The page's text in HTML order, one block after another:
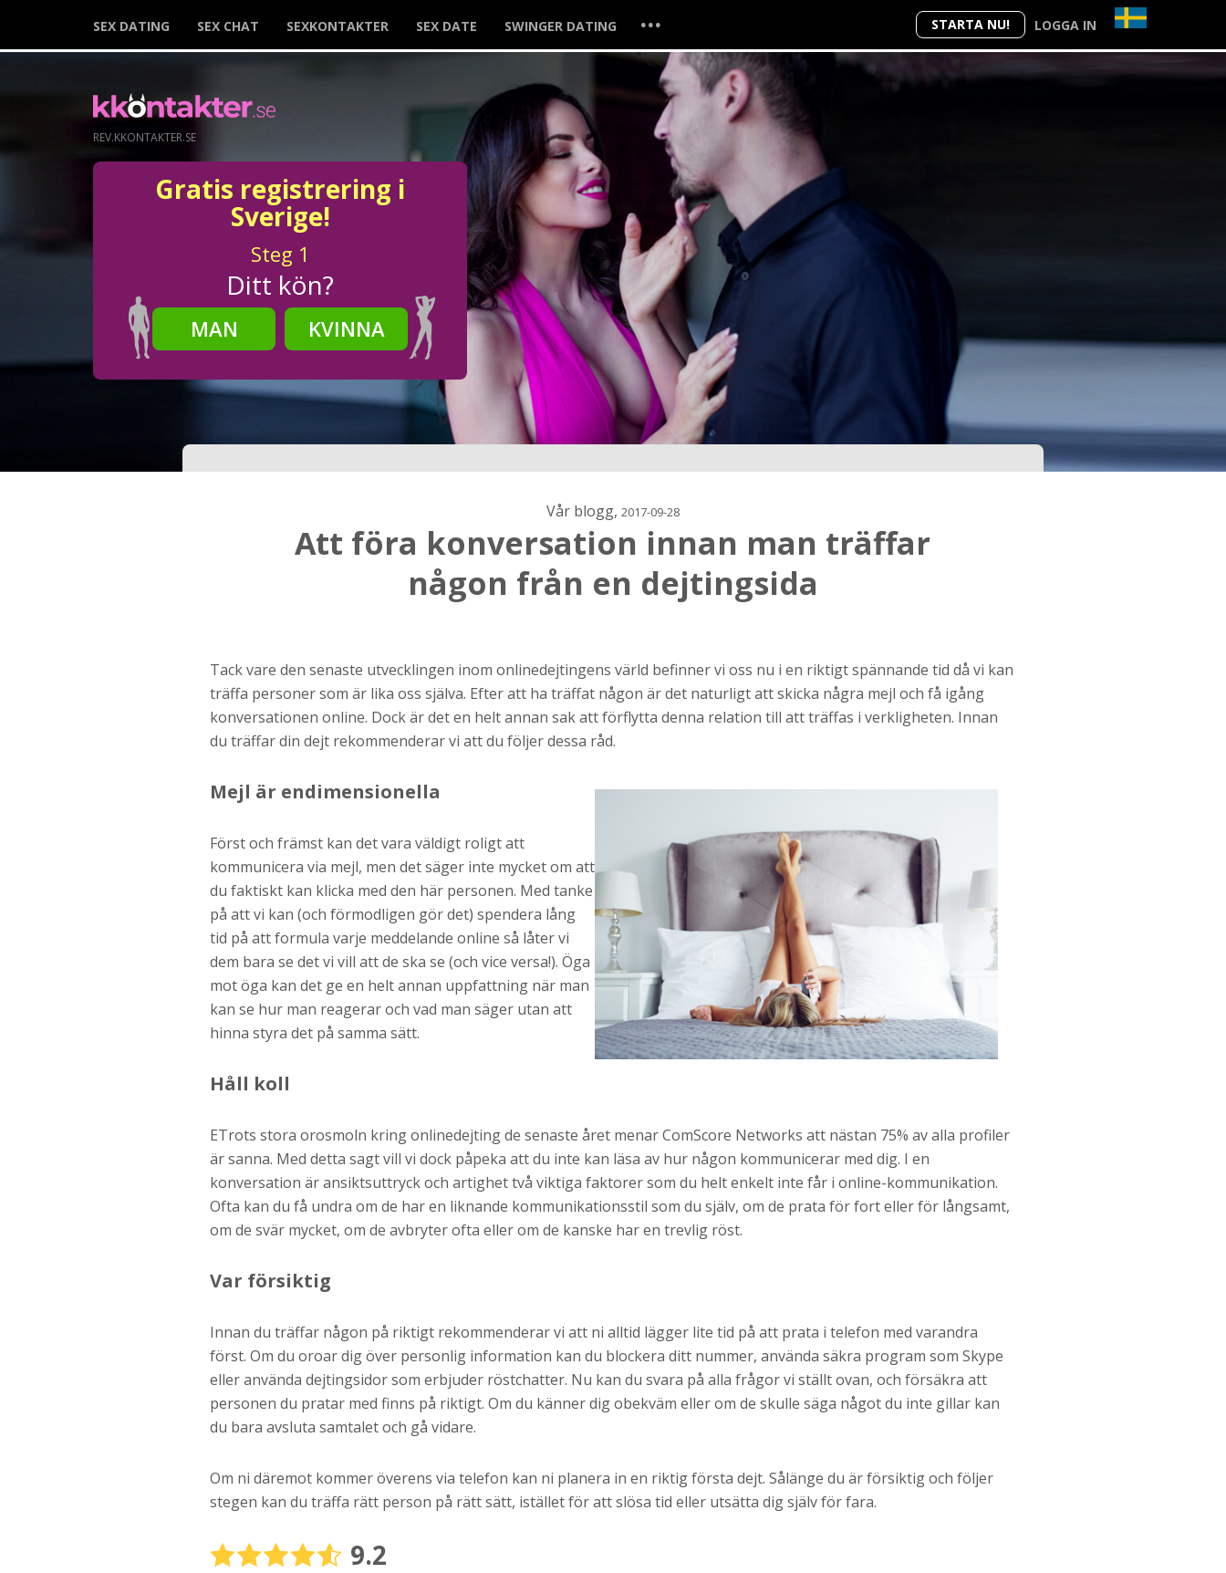
STARTA NU! LOGGA IN
SEX DATING SEX CHAT SEXKONTAKTER SEX DATE SWINGER DATING ...
REV.KKONTAKTER.SE
Gratis registrering i
Sverige!
Steg 1
Ditt kön?
MAN
KVINNA
Steg2
Ditt födelsedatum?
Din mailadress?
operatörer. Jag kan dra tillbaka godkännande när jag
STARTA NU!
Vår blogg, 2017-09-28
Att föra konversation innan man träffar
någon från en dejtingsida
Tack vare den senaste utvecklingen inom onlinedejtingens värld befinner vi oss nu i en riktigt spännande tid då vi kan
träffa personer som är lika oss själva. Efter att ha träffat någon är det naturligt att skicka några mejl och få igång
konversationen online. Dock är det en helt annan sak att förflytta denna relation till att träffas i verkligheten. Innan
du träffar din dejt rekommenderar vi att du följer dessa råd.
Mejl är endimensionella
Först och främst kan det vara väldigt roligt att
kommunicera via mejl, men det säger inte mycket om att
du faktiskt kan klicka med den här personen. Med tanke
på att vi kan (och förmodligen gör det) spendera lång
tid på att formula varje meddelande online så låter vi
dem bara se det vi vill att de ska se (och vice versa!). Öga
mot öga kan det ge en helt annan uppfattning när man
kan se hur man reagerar och vad man säger utan att
hinna styra det på samma sätt.
Håll koll
ETrots stora orosmoln kring onlinedejting de senaste året menar ComScore Networks att nästan 75% av alla profiler
är sanna. Med detta sagt vill vi dock påpeka att du inte kan läsa av hur någon kommunicerar med dig. I en
konversation är ansiktsuttryck och artighet två viktiga faktorer som du helt enkelt inte får i online-kommunikation.
Ofta kan du få undra om de har en liknande kommunikationsstil som du själv, om de prata för fort eller för långsamt,
om de svär mycket, om de avbryter ofta eller om de kanske har en trevlig röst.
Var försiktig
Innan du träffar någon på riktigt rekommenderar vi att ni alltid lägger lite tid på att prata i telefon med varandra
först. Om du oroar dig över personlig information kan du blockera ditt nummer, använda säkra program som Skype
eller använda dejtingsidor som erbjuder röstchatter. Nu kan du svara på alla frågor vi ställt ovan, och försäkra att
personen du pratar med finns på riktigt. Om du känner dig obekväm eller om de skulle säga något du inte gillar kan
du bara avsluta samtalet och gå vidare.
Om ni däremot kommer överens via telefon kan ni planera in en riktig första dejt. Sålänge du är försiktig och följer
stegen kan du träffa rätt person på rätt sätt, istället för att slösa tid eller utsätta dig själv för fara.
9.2